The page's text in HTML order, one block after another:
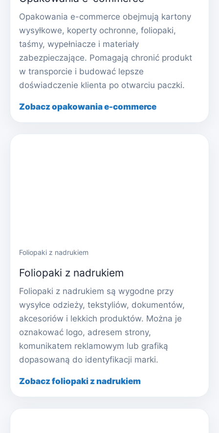
Opakowania e-commerce obejmują kartony
wysyłkowe, koperty ochronne, foliopaki,
taśmy, wypełniacze i materiały
zabezpieczające. Pomagają chronić produkt
w transporcie i budować lepsze
doświadczenie klienta po otwarciu paczki.
Zobacz opakowania e-commerce
Foliopaki z nadrukiem
Foliopaki z nadrukiem
Foliopaki z nadrukiem są wygodne przy
wysyłce odzieży, tekstyliów, dokumentów,
akcesoriów i lekkich produktów. Można je
oznakować logo, adresem strony,
komunikatem reklamowym lub grafiką
dopasowaną do identyfikacji marki.
Zobacz foliopaki z nadrukiem